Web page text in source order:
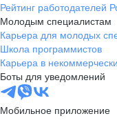
Рейтинг работодателей
Молодым специалистам
Карьера для молодых
Школа программистов
Карьера в
Боты для уведомлений
Мобильное приложение